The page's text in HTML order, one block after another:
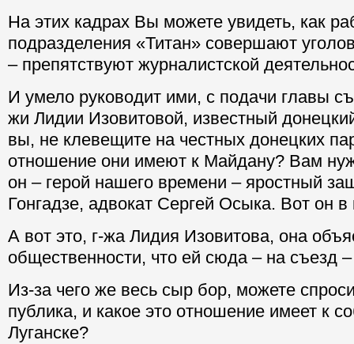
На этих кадрах Вы можете увидеть, как
подразделения «Титан» совершают
– препятствуют журналистской
И умело руководит ими, с подачи главы
жи Лидии Изовитовой, известный
вы, не клевещите на честных донецких
отношение они имеют к Майдану? Вам
он – герой нашего времени – яростный
Гонгадзе, адвокат Сергей Осыка. Вот он в
А вот это, г-жа Лидия Изовитова, она
общественности, что ей сюда – на съезд
Из-за чего же весь сыр бор, можете
публика, и какое это отношение имеет к
Луганске?